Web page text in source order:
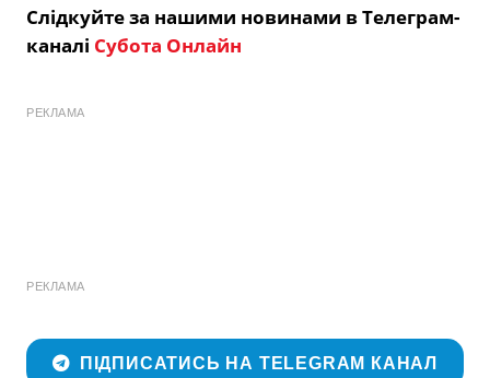
Слідкуйте за нашими новинами в Телеграм-
каналі Субота Онлайн
РЕКЛАМА
РЕКЛАМА
ПІДПИСАТИСЬ НА TELEGRAM КАНАЛ